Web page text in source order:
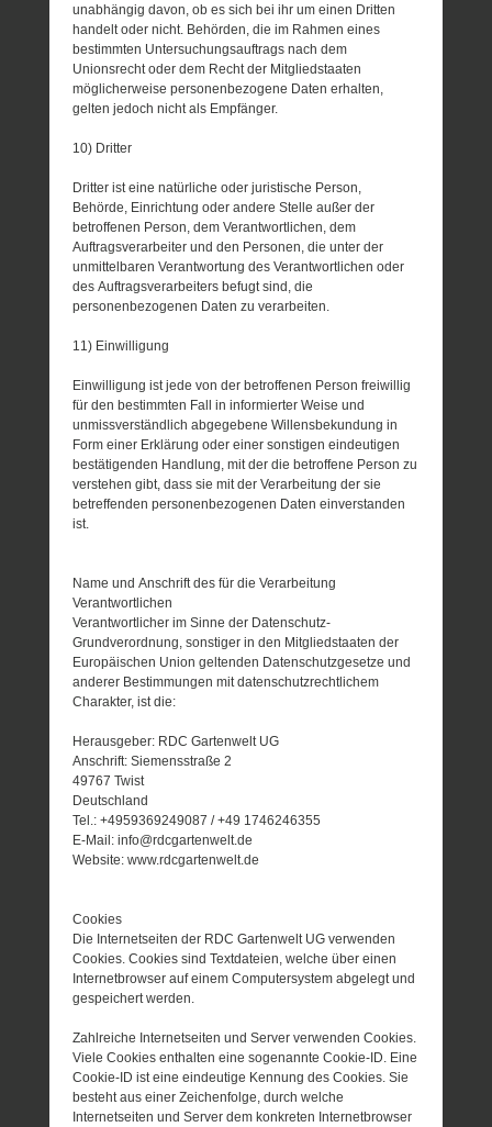
unabhängig davon, ob es sich bei ihr um einen Dritten
handelt oder nicht. Behörden, die im Rahmen eines
bestimmten Untersuchungsauftrags nach dem
Unionsrecht oder dem Recht der Mitgliedstaaten
möglicherweise personenbezogene Daten erhalten,
gelten jedoch nicht als Empfänger.
10) Dritter
Dritter ist eine natürliche oder juristische Person,
Behörde, Einrichtung oder andere Stelle außer der
betroffenen Person, dem Verantwortlichen, dem
Auftragsverarbeiter und den Personen, die unter der
unmittelbaren Verantwortung des Verantwortlichen oder
des Auftragsverarbeiters befugt sind, die
personenbezogenen Daten zu verarbeiten.
11) Einwilligung
Einwilligung ist jede von der betroffenen Person freiwillig
für den bestimmten Fall in informierter Weise und
unmissverständlich abgegebene Willensbekundung in
Form einer Erklärung oder einer sonstigen eindeutigen
bestätigenden Handlung, mit der die betroffene Person zu
verstehen gibt, dass sie mit der Verarbeitung der sie
betreffenden personenbezogenen Daten einverstanden
ist.
Name und Anschrift des für die Verarbeitung
Verantwortlichen
Verantwortlicher im Sinne der Datenschutz-
Grundverordnung, sonstiger in den Mitgliedstaaten der
Europäischen Union geltenden Datenschutzgesetze und
anderer Bestimmungen mit datenschutzrechtlichem
Charakter, ist die:
Herausgeber: RDC Gartenwelt UG
Anschrift: Siemensstraße 2
49767 Twist
Deutschland
Tel.: +4959369249087 / +49 1746246355
E-Mail: info@rdcgartenwelt.de
Website: www.rdcgartenwelt.de
Cookies
Die Internetseiten der RDC Gartenwelt UG verwenden
Cookies. Cookies sind Textdateien, welche über einen
Internetbrowser auf einem Computersystem abgelegt und
gespeichert werden.
Zahlreiche Internetseiten und Server verwenden Cookies.
Viele Cookies enthalten eine sogenannte Cookie-ID. Eine
Cookie-ID ist eine eindeutige Kennung des Cookies. Sie
besteht aus einer Zeichenfolge, durch welche
Internetseiten und Server dem konkreten Internetbrowser